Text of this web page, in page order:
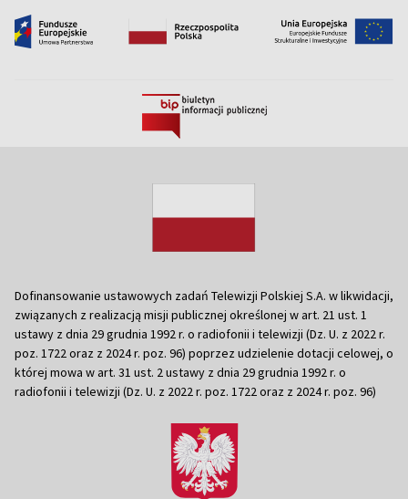
Dofinansowanie ustawowych zadań Telewizji Polskiej S.A. w likwidacji,
związanych z realizacją misji publicznej określonej w art. 21 ust. 1
ustawy z dnia 29 grudnia 1992 r. o radiofonii i telewizji (Dz. U. z 2022 r.
poz. 1722 oraz z 2024 r. poz. 96) poprzez udzielenie dotacji celowej, o
której mowa w art. 31 ust. 2 ustawy z dnia 29 grudnia 1992 r. o
radiofonii i telewizji (Dz. U. z 2022 r. poz. 1722 oraz z 2024 r. poz. 96)